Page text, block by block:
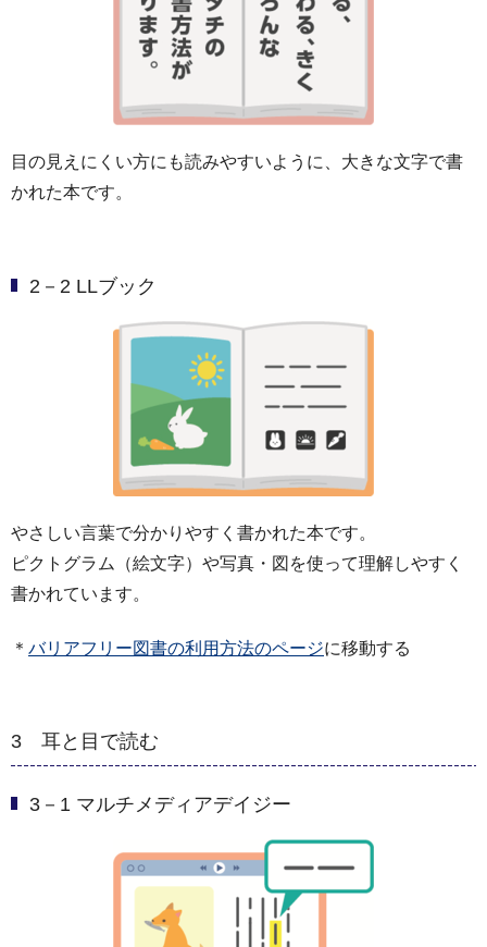
目の見えにくい方にも読みやすいように、大きな文字で書
かれた本です。
2－2 LLブック
やさしい言葉で分かりやすく書かれた本です。
ピクトグラム（絵文字）や写真・図を使って理解しやすく
書かれています。
＊ バリアフリー図書の利用方法のページに移動する
3 耳と目で読む
3－1 マルチメディアデイジー